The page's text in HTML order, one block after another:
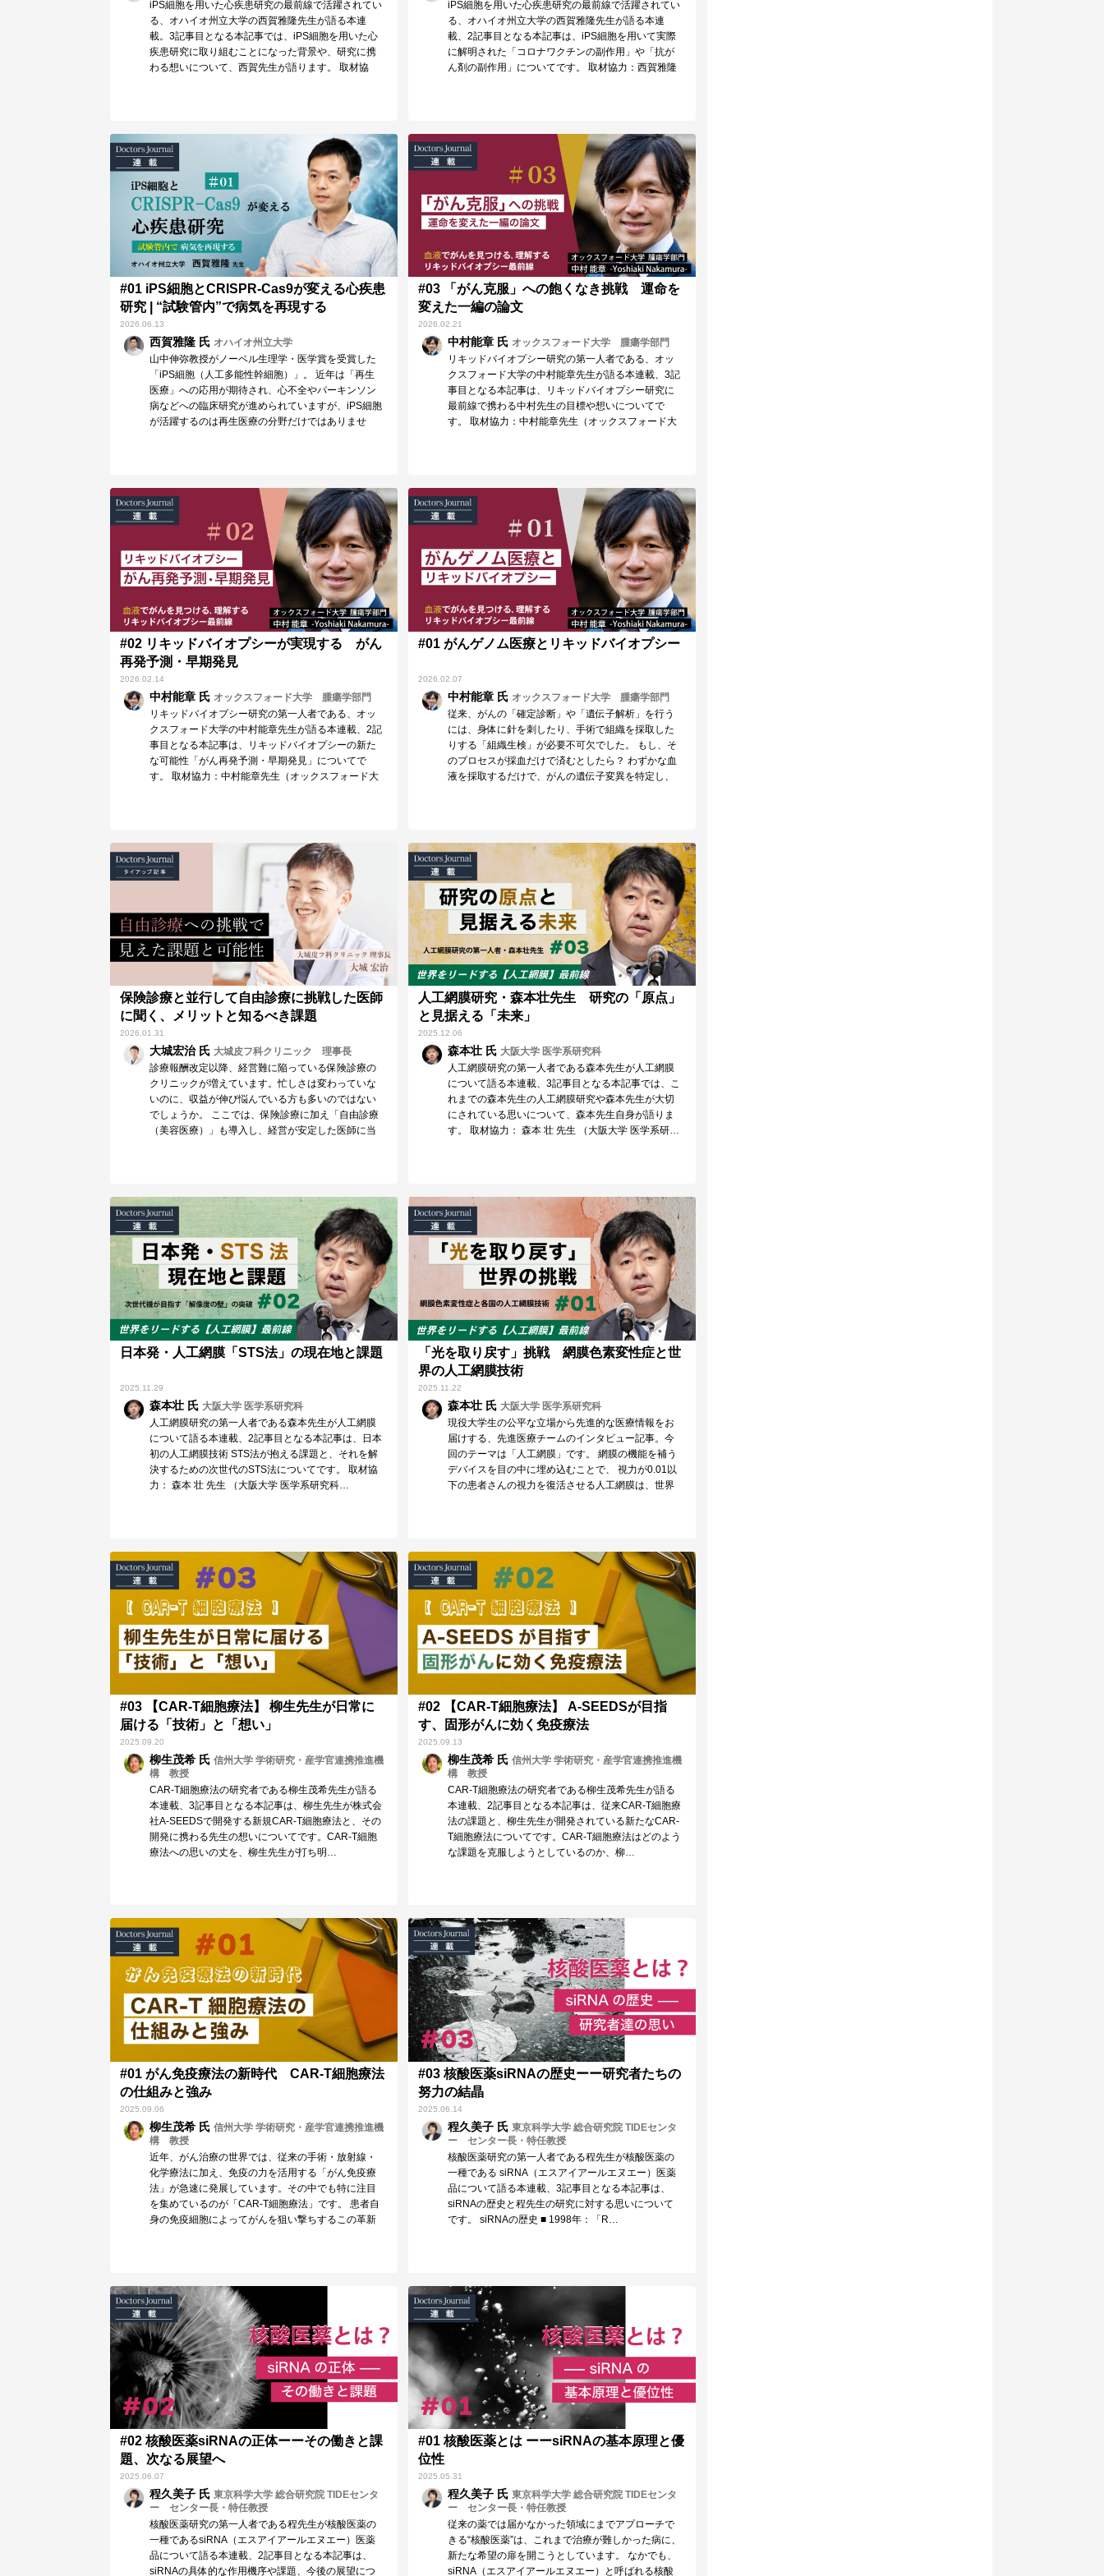
iPS細胞を用いた心疾患研究の最前線で活躍されてい
る、オハイオ州立大学の西賀雅隆先生が語る本連
載。3記事目となる本記事では、iPS細胞を用いた心
疾患研究に取り組むことになった背景や、研究に携
わる想いについて、西賀先生が語ります。 取材協
iPS細胞を用いた心疾患研究の最前線で活躍されてい
る、オハイオ州立大学の西賀雅隆先生が語る本連
載、2記事目となる本記事は、iPS細胞を用いて実際
に解明された「コロナワクチンの副作用」や「抗が
ん剤の副作用」についてです。 取材協力：西賀雅隆
#01 iPS細胞とCRISPR-Cas9が変える心疾患
研究 | “試験管内”で病気を再現する
2026.06.13
西賀雅隆 氏 オハイオ州立大学
山中伸弥教授がノーベル生理学・医学賞を受賞した
「iPS細胞（人工多能性幹細胞）」。 近年は「再生
医療」への応用が期待され、心不全やパーキンソン
病などへの臨床研究が進められていますが、iPS細胞
が活躍するのは再生医療の分野だけではありませ
#03 「がん克服」への飽くなき挑戦 運命を
変えた一編の論文
2026.02.21
中村能章 氏 オックスフォード大学 腫瘍学部門
リキッドバイオプシー研究の第一人者である、オッ
クスフォード大学の中村能章先生が語る本連載、3記
事目となる本記事は、リキッドバイオプシー研究に
最前線で携わる中村先生の目標や想いについてで
す。 取材協力：中村能章先生（オックスフォード大
#02 リキッドバイオプシーが実現する がん
再発予測・早期発見
2026.02.14
中村能章 氏 オックスフォード大学 腫瘍学部門
リキッドバイオプシー研究の第一人者である、オッ
クスフォード大学の中村能章先生が語る本連載、2記
事目となる本記事は、リキッドバイオプシーの新た
な可能性「がん再発予測・早期発見」についてで
す。 取材協力：中村能章先生（オックスフォード大
#01 がんゲノム医療とリキッドバイオプシー
2026.02.07
中村能章 氏 オックスフォード大学 腫瘍学部門
従来、がんの「確定診断」や「遺伝子解析」を行う
には、身体に針を刺したり、手術で組織を採取した
りする「組織生検」が必要不可欠でした。 もし、そ
のプロセスが採血だけで済むとしたら？ わずかな血
液を採取するだけで、がんの遺伝子変異を特定し、
保険診療と並行して自由診療に挑戦した医師
に聞く、メリットと知るべき課題
2026.01.31
大城宏治 氏⼤城⽪フ科クリニック 理事長
診療報酬改定以降、経営難に陥っている保険診療の
クリニックが増えています。忙しさは変わっていな
いのに、収益が伸び悩んでいる方も多いのではない
でしょうか。 ここでは、保険診療に加え「自由診療
（美容医療）」も導入し、経営が安定した医師に当
人工網膜研究・森本壮先生 研究の「原点」
と見据える「未来」
2025.12.06
森本壮 氏大阪大学 医学系研究科
人工網膜研究の第一人者である森本先生が人工網膜
について語る本連載、3記事目となる本記事では、こ
れまでの森本先生の人工網膜研究や森本先生が大切
にされている思いについて、森本先生自身が語りま
す。 取材協力： 森本 壮 先生 （大阪大学 医学系研…
日本発・人工網膜「STS法」の現在地と課題
2025.11.29
森本壮 氏大阪大学 医学系研究科
人工網膜研究の第一人者である森本先生が人工網膜
について語る本連載、2記事目となる本記事は、日本
初の人工網膜技術 STS法が抱える課題と、それを解
決するための次世代のSTS法についてです。 取材協
力： 森本 壮 先生 （大阪大学 医学系研究科…
「光を取り戻す」挑戦 網膜色素変性症と世
界の人工網膜技術
2025.11.22
森本壮 氏大阪大学 医学系研究科
現役大学生の公平な立場から先進的な医療情報をお
届けする、先進医療チームのインタビュー記事。今
回のテーマは「人工網膜」です。 網膜の機能を補う
デバイスを目の中に埋め込むことで、 視力が0.01以
下の患者さんの視力を復活させる人工網膜は、世界
#03 【CAR-T細胞療法】 柳生先生が日常に
届ける「技術」と「想い」
2025.09.20
柳生茂希 氏信州大学 学術研究・産学官連携推進機
構 教授
CAR-T細胞療法の研究者である柳生茂希先生が語る
本連載、3記事目となる本記事は、柳生先生が株式会
社A-SEEDSで開発する新規CAR-T細胞療法と、その
開発に携わる先生の想いについてです。CAR-T細胞
療法への思いの丈を、柳生先生が打ち明…
#02 【CAR-T細胞療法】 A-SEEDSが目指
す、固形がんに効く免疫療法
2025.09.13
柳生茂希 氏信州大学 学術研究・産学官連携推進機
構 教授
CAR-T細胞療法の研究者である柳生茂希先生が語る
本連載、2記事目となる本記事は、従来CAR-T細胞療
法の課題と、柳生先生が開発されている新たなCAR-
T細胞療法についてです。CAR-T細胞療法はどのよう
な課題を克服しようとしているのか、柳…
#01 がん免疫療法の新時代 CAR-T細胞療法
の仕組みと強み
2025.09.06
柳生茂希 氏信州大学 学術研究・産学官連携推進機
構 教授
近年、がん治療の世界では、従来の手術・放射線・
化学療法に加え、免疫の力を活用する「がん免疫療
法」が急速に発展しています。その中でも特に注目
を集めているのが「CAR-T細胞療法」です。 患者自
身の免疫細胞によってがんを狙い撃ちするこの革新
#03 核酸医薬siRNAの歴史ーー研究者たちの
努力の結晶
2025.06.14
程久美子 氏東京科学大学 総合研究院 TIDEセンタ
ー センター長・特任教授
核酸医薬研究の第一人者である程先生が核酸医薬の
一種である siRNA（エスアイアールエヌエー）医薬
品について語る本連載、3記事目となる本記事は、
siRNAの歴史と程先生の研究に対する思いについて
です。 siRNAの歴史 ■ 1998年：「R…
#02 核酸医薬siRNAの正体ーーその働きと課
題、次なる展望へ
2025.06.07
程久美子 氏東京科学大学 総合研究院 TIDEセンタ
ー センター長・特任教授
核酸医薬研究の第一人者である程先生が核酸医薬の
一種であるsiRNA（エスアイアールエヌエー）医薬
品について語る本連載、2記事目となる本記事は、
siRNAの具体的な作用機序や課題、今後の展望につ
#01 核酸医薬とは ーーsiRNAの基本原理と優
位性
2025.05.31
程久美子 氏東京科学大学 総合研究院 TIDEセンタ
ー センター長・特任教授
従来の薬では届かなかった領域にまでアプローチで
きる“核酸医薬”は、これまで治療が難しかった病に、
新たな希望の扉を開こうとしています。 なかでも、
siRNA（エスアイアールエヌエー）と呼ばれる核酸